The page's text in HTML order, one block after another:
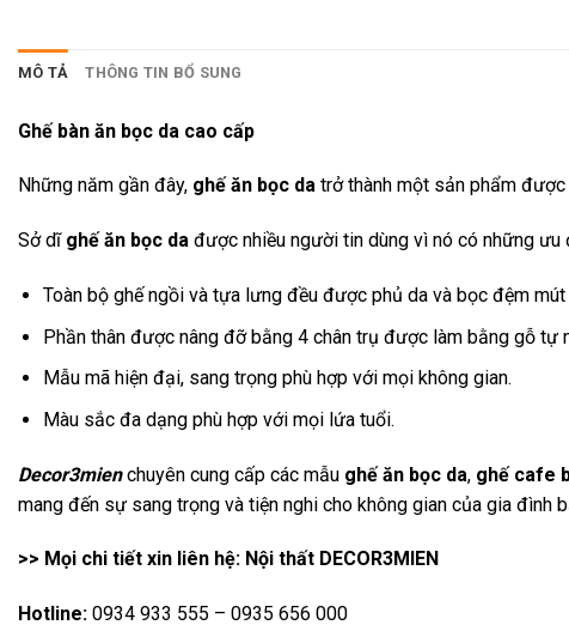
MÔ TẢ THÔNG TIN BỔ SUNG
Ghế bàn ăn bọc da cao cấp
Những năm gần đây, ghế ăn bọc da trở thành một sản phẩm
Sở dĩ ghế ăn bọc da được nhiều người tin dùng vì nó có những ưu
Toàn bộ ghế ngồi và tựa lưng đều được phủ da và bọc đệm
Phần thân được nâng đỡ bằng 4 chân trụ được làm bằng gỗ
Mẫu mã hiện đại, sang trọng phù hợp với mọi không gian.
Màu sắc đa dạng phù hợp với mọi lứa tuổi.
Decor3mienchuyên cung cấp các mẫu ghế ăn bọc da, ghế cafe
mang đến sự sang trọng và tiện nghi cho không gian của gia đình
>> Mọi chi tiết xin liên hệ: Nội thất DECOR3MIEN
Hotline: 0934 933 555 – 0935 656 000